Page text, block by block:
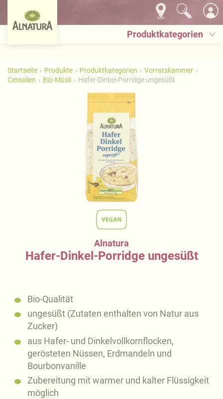
Produktkategorien
Startseite Produkte Produktkategorien
Vorratskammer
Cerealien
Bio-Müsli Hafer-Dinkel-Porridge ungesüßt
Alnatura
Hafer-Dinkel-Porridge ungesüßt
Bio-Qualität
ungesüßt (Zutaten enthalten von Natur aus
Zucker)
aus Hafer- und Dinkelvollkornflocken,
gerösteten Nüssen, Erdmandeln und
Bourbonvanille
Zubereitung mit warmer und kalter Flüssigkeit
möglich